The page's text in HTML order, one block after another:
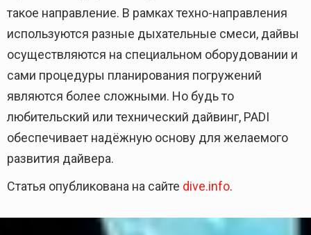
такое направление. В рамках техно-направления
используются разные дыхательные смеси, дайвы
осуществляются на специальном оборудовании и
сами процедуры планирования погружений
являются более сложными. Но будь то
любительский или технический дайвинг, PADI
обеспечивает надёжную основу для желаемого
развития дайвера.
Статья опубликована на сайте dive.info.